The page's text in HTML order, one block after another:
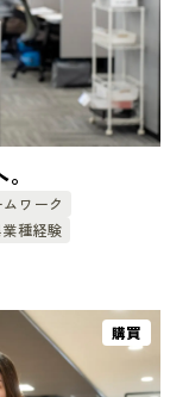
ムワーク
種経験
購買